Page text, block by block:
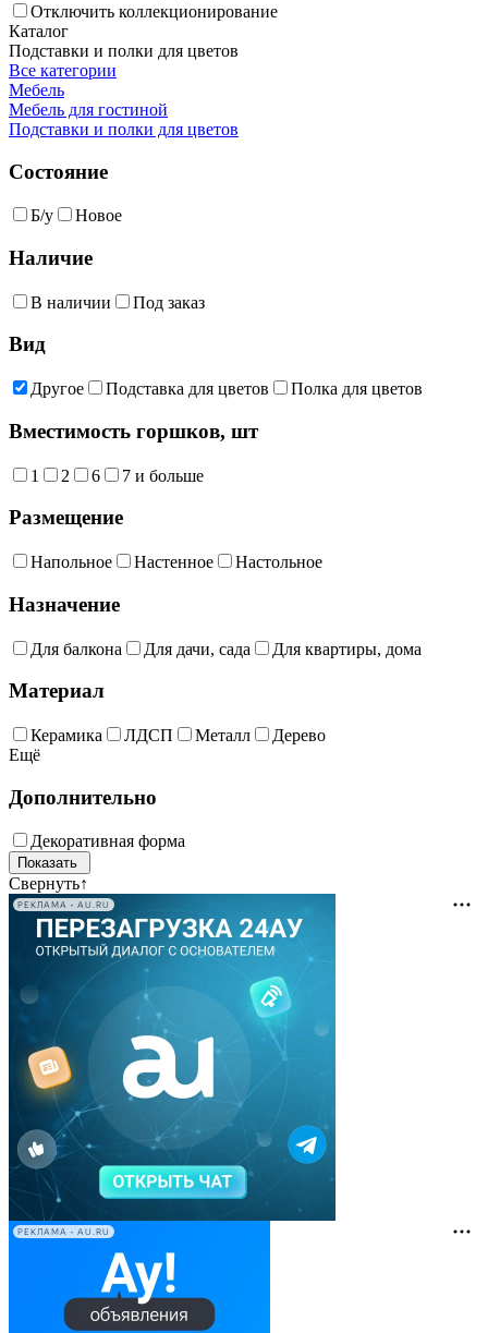
Отключить коллекционирование
Каталог
Подставки и полки для цветов
Все категории
Мебель
Мебель для гостиной
Подставки и полки для цветов
Состояние
Б/у Новое
Наличие
В наличии Под заказ
Вид
Другое Подставка для цветов Полка для цветов
Вместимость горшков, шт
1 2 6 7 и больше
Размещение
Напольное Настенное Настольное
Назначение
Для балкона Для дачи, сада Для квартиры, дома
Материал
Керамика ЛДСП Металл
Дерево
Ещё
Дополнительно
Декоративная форма
Свернуть↑
РЕКЛАМА • AU.RU
РЕКЛАМА • AU.RU